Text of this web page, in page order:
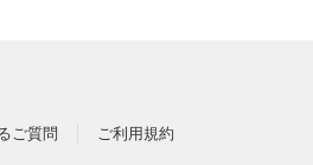
ご質問 ご利用規約